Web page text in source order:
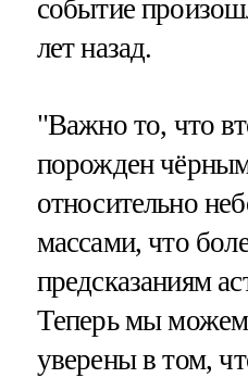
событие
лет назад.
"Важно то, что
порожден
относительно
массами, что
предсказаниям
Теперь мы
уверены в том,